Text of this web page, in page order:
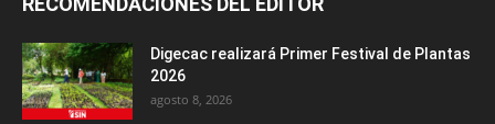
Digecac realizará Primer Festival de Plantas
2026
agosto 8, 2026